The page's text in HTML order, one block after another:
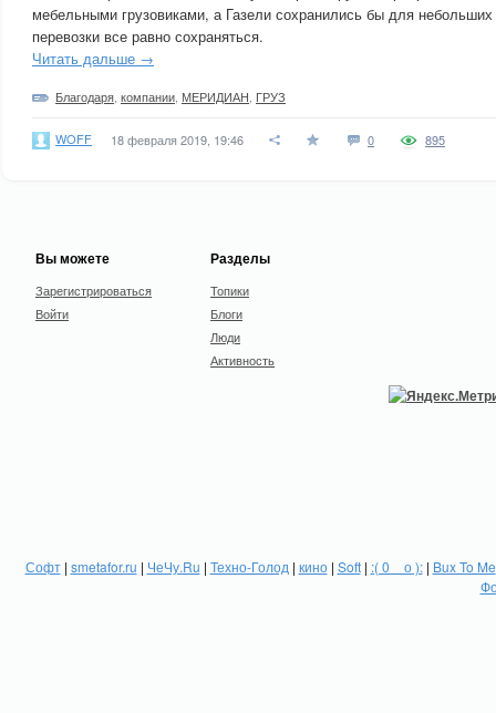
мебельными грузовиками, а Газели сохранились бы для
перевозки все равно сохраняться.
Читать дальше →
Благодаря компании МЕРИДИАН ГРУЗ
WOFF 18 февраля 2019, 19:46 0 895
Вы можете
Зарегистрироваться
Войти
Разделы
Топики
Блоги
Люди
Активность
Софт| smetafor.ru | ЧеЧу.Ru | Техно-Голод | кино| Soft| :( 0 _ о ):| Bux To Me